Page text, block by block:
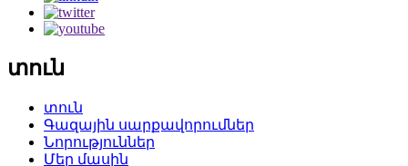
տուն
տուն
Գազային սարքավորումներ
Նորություններ
Մեր մասին